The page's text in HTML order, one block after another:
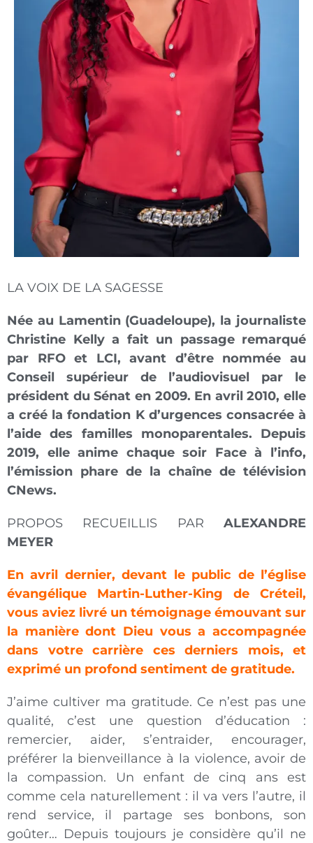
LA VOIX DE LA SAGESSE
Née au Lamentin (Guadeloupe), la journaliste
Christine Kelly a fait un passage remarqué
par RFO et LCI, avant d’être nommée au
Conseil supérieur de l’audiovisuel par le
président du Sénat en 2009. En avril 2010, elle
a créé la fondation K d’urgences consacrée à
l’aide des familles monoparentales. Depuis
2019, elle anime chaque soir Face à l’info,
l’émission phare de la chaîne de télévision
CNews.
PROPOS RECUEILLIS PAR ALEXANDRE
MEYER
En avril dernier, devant le public de l’église
évangélique Martin-Luther-King de Créteil,
vous aviez livré un témoignage émouvant sur
la manière dont Dieu vous a accompagnée
dans votre carrière ces derniers mois, et
exprimé un profond sentiment de gratitude.
J’aime cultiver ma gratitude. Ce n’est pas une
qualité, c’est une question d’éducation :
remercier, aider, s’entraider, encourager,
préférer la bienveillance à la violence, avoir de
la compassion. Un enfant de cinq ans est
comme cela naturellement : il va vers l’autre, il
rend service, il partage ses bonbons, son
goûter… Depuis toujours je considère qu’il ne